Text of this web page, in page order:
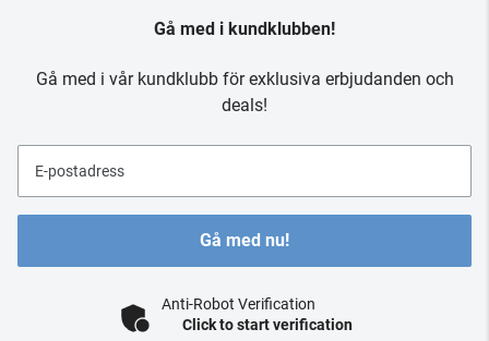
Gå med i kundklubben!
Gå med i vår kundklubb för exklusiva erbjudanden och
deals!
E-postadress
Gå med nu!
Anti-Robot Verification
Click to start verification